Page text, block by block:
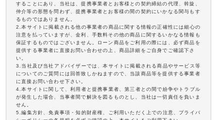
することにあり、当社は、提携事業者とお客様との契約締結の代理、斡旋、
仲介等の形態を問わず、提携事業者とお客様の間の契約にいかなる関与もす
るものではありません。
2.本サイトに掲載される他の事業者の商品に関する情報の正確性には細心の
注意を払っていますが、金利、手数料その他の商品に関するいかなる情報も
保証するものではございません。ローン商品をご利用の際には、必ず商品を
提供する事業者に直接お問い合わせの上、商品詳細をご自身でご確認下さ
い。
3.当社及び当社アドバイザーでは、本サイトに掲載される商品やサービス等
についてのご質問には回答致しかねますので、当該商品等を提供する事業者
に直接お問い合わせ下さい。
4.本サイトに関して、利用者と提携事業者、第三者との間で紛争やトラブル
が発生した場合、当事者間で解決を図るものとし、当社は一切責任を負いま
せん。
5.編集方針、免責事項・知的財産権、ご利用いただく上での注意、プライバ